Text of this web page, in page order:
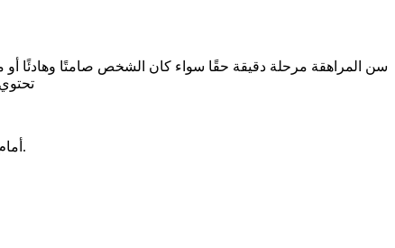
سن المراهقة مرحلة دقيقة حقًا سواء كان الشخص صامتًا وهادئًا أو
أمام الآخرين بدل التركيز على الأخطاء فقط امدح عند رؤية تصرف إيجابي حتى لو كان صغيرًا هذا يبني الثقة ويحفّزهم على تحسين سلوكهم تدريجيًا.